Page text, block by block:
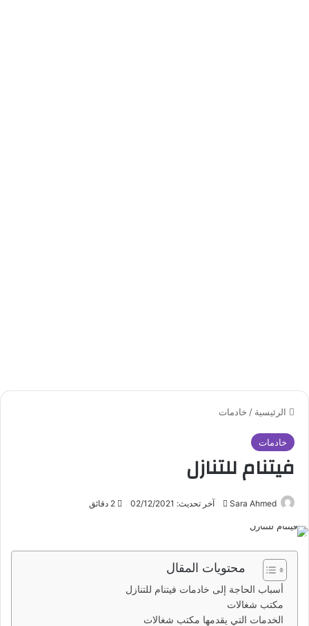
الرئيسية / خادمات
خادمات
فيتنام للتنازل
Sara Ahmed
ل
ب
ر
د
آخر تحديث: 02/12/2021
محتويات المقال
أسباب الحاجة إلى خادمات فيتنام للتنازل
مكتب شغالات
الخدمات التي يقدمها مكتب شغالات